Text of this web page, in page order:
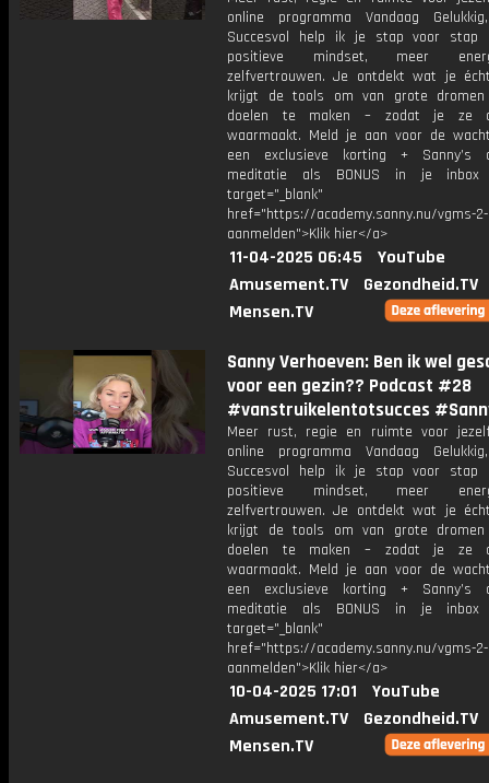
online programma Vandaag
Succesvol help ik je stap voor stap
positieve mindset, meer
zelfvertrouwen. Je ontdekt wat je
krijgt de tools om van grote dromen
doelen te maken – zodat je ze
waarmaakt. Meld je aan voor de
een exclusieve korting + Sanny’s
meditatie als BONUS in je
target="_blank"
href="https://academy.sanny.nu/vgms-2-
aanmelden">Klik hier</a>
11-04-2025 06:45
YouTube
Amusement.TV
Gezondheid.TV
Mensen.TV
Sanny Verhoeven: Ben ik wel
voor een gezin?? Podcast #28
#vanstruikelentotsucces
Meer rust, regie en ruimte voor
online programma Vandaag
Succesvol help ik je stap voor stap
positieve mindset, meer
zelfvertrouwen. Je ontdekt wat je
krijgt de tools om van grote dromen
doelen te maken – zodat je ze
waarmaakt. Meld je aan voor de
een exclusieve korting + Sanny’s
meditatie als BONUS in je
target="_blank"
href="https://academy.sanny.nu/vgms-2-
aanmelden">Klik hier</a>
10-04-2025 17:01
YouTube
Amusement.TV
Gezondheid.TV
Mensen.TV